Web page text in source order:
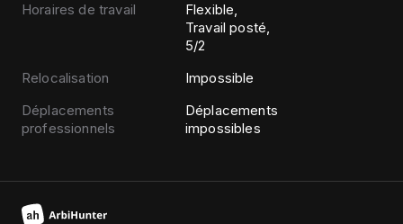
Horaires de travail
Flexible,
Travail posté,
5/2
Relocalisation
Impossible
Déplacements
professionnels
Déplacements
impossibles